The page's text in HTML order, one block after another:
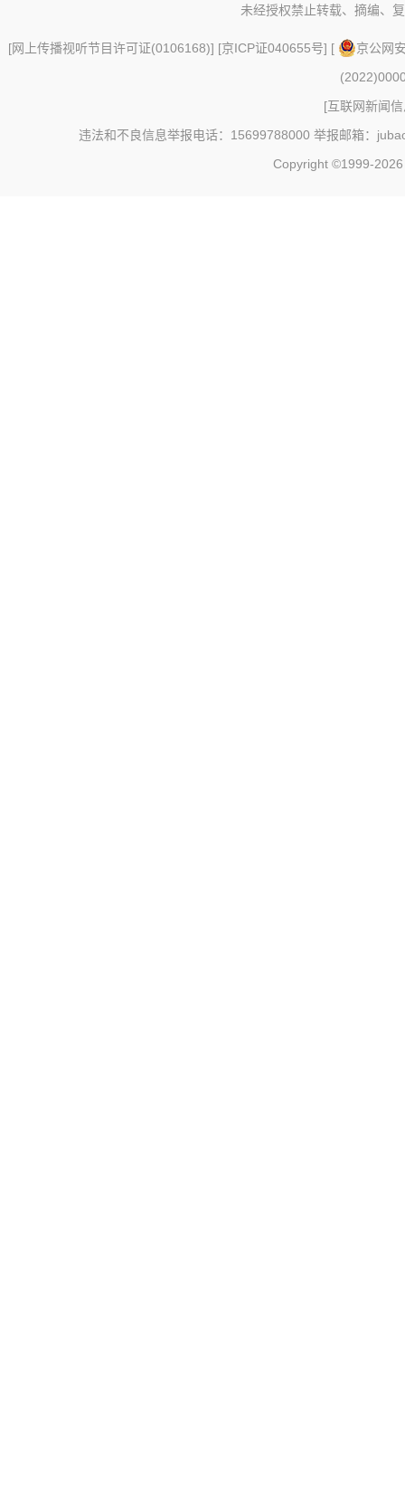
未经授权禁止转载、摘编、
[网上传播视听节目许可证(0106168)] [京ICP证040655号] [
京公网
[互联网新闻
违法和不良信息举报电话：15699788000 举报邮箱：
Copyright ©1999-